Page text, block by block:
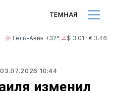
Тель-Авив +32° $ 3.01 · € 3.46
ТЕМНАЯ
03.07.2026 10:44
изменил